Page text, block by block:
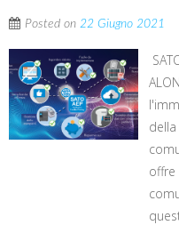
Posted on 22 Giugno 2021